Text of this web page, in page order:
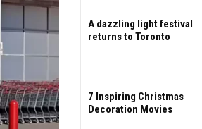
A dazzling light festival
returns to Toronto
7 Inspiring Christmas
Decoration Movies